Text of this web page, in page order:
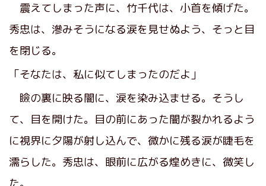
震えてしまった声に、竹千代は、小首を傾げた。
秀忠は、滲みそうになる涙を見せぬよう、そっと目
を閉じる。
「そなたは、私に似てしまったのだよ」
瞼の裏に映る闇に、涙を染み込ませる。そうし
て、目を開けた。目の前にあった闇が裂かれるよう
に視界に夕陽が射し込んで、微かに残る涙が睫毛を
濡らした。秀忠は、眼前に広がる煌めきに、微笑し